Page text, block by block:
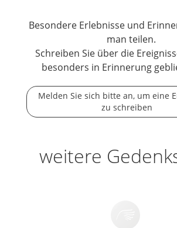
Besondere Erlebnisse und
man teilen.
Schreiben Sie über die
besonders in Erinnerung
Melden Sie sich bitte an, um eine
zu schreiben
weitere